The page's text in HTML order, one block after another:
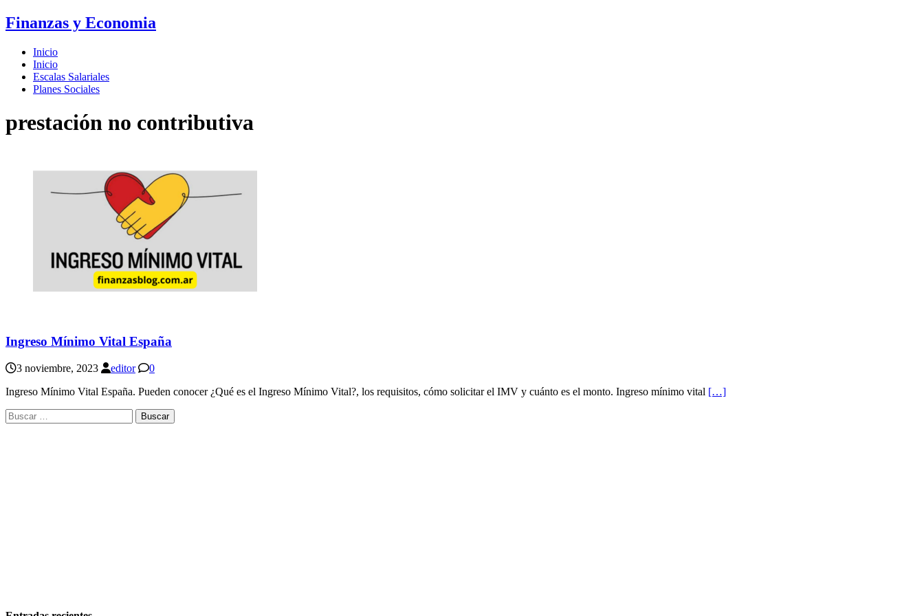
Finanzas y Economia
Inicio
Inicio
Escalas Salariales
Planes Sociales
prestación no contributiva
Ingreso Mínimo Vital España
3 noviembre, 2023 editor
0
Ingreso Mínimo Vital España. Pueden conocer ¿Qué es el Ingreso Mínimo Vital?, los requisitos, cómo solicitar el IMV y cuánto es el monto. Ingreso mínimo vital […]
Buscar: